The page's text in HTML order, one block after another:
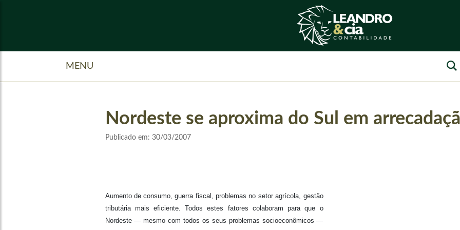
MENU
Nordeste se aproxima do Sul em
Publicado em: 30/03/2007
Aumento de consumo, guerra fiscal, problemas no setor agrícola, gestão
tributária mais eficiente. Todos estes fatores colaboram para que o
Nordeste — mesmo com todos os seus problemas socioeconômicos —